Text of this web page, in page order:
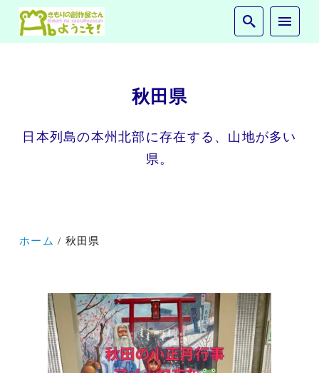
秋田県
日本列島の本州北部に存在する、山地が多い
県。
ホーム 秋田県